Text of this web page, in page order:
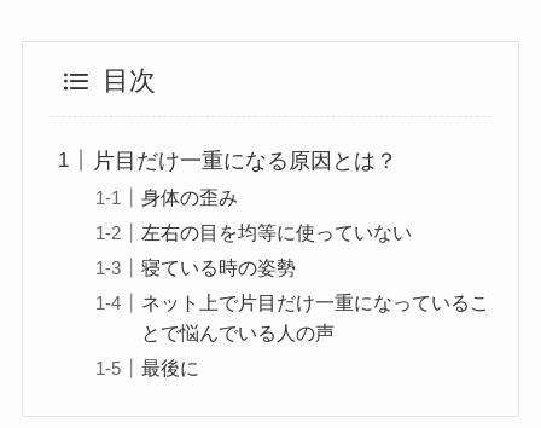
目次
片目だけ一重になる原因とは？
身体の歪み
左右の目を均等に使っていない
寝ている時の姿勢
ネット上で片目だけ一重になっているこ
とで悩んでいる人の声
最後に